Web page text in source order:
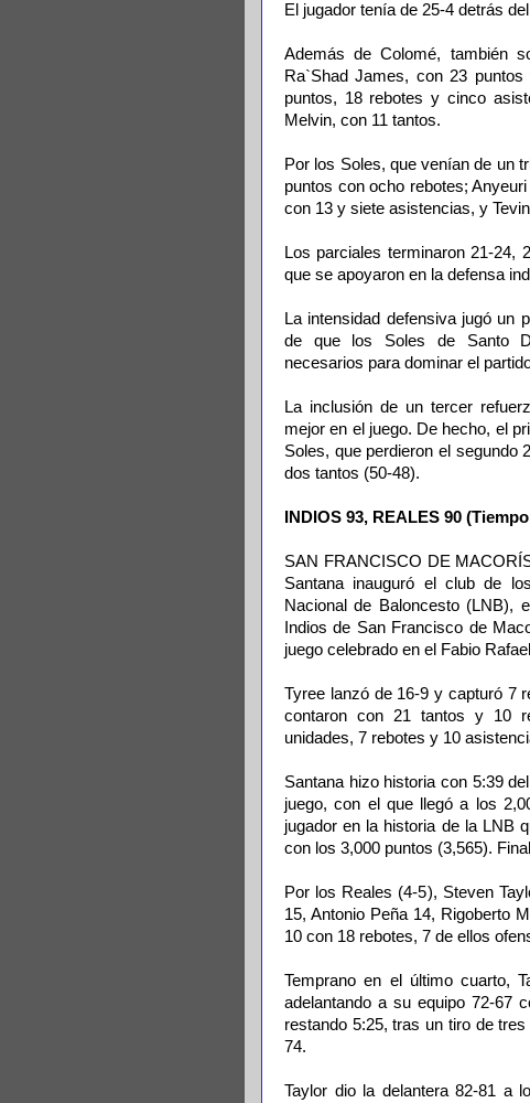
El jugador tenía de 25-4 detrás
Además de Colomé, también
Ra`Shad James, con 23
puntos, 18 rebotes y cinco
Melvin, con 11 tantos.
Por los Soles, que venían de un
puntos con ocho rebotes;
con 13 y siete asistencias, y
Los parciales terminaron 21-24,
que se apoyaron en la defensa
La intensidad defensiva jugó un
de que los Soles de Santo
necesarios para dominar el
La inclusión de un tercer
mejor en el juego. De hecho, el
Soles, que perdieron el segundo
dos tantos (50-48).
INDIOS 93, REALES 90
SAN FRANCISCO DE
Santana inauguró el club de
Nacional de Baloncesto (LNB),
Indios de San Francisco de
juego celebrado en el Fabio
Tyree lanzó de 16-9 y capturó 7
contaron con 21 tantos y 10
unidades, 7 rebotes y 10
Santana hizo historia con 5:39
juego, con el que llegó a los
jugador en la historia de la LNB
con los 3,000 puntos (3,565).
Por los Reales (4-5), Steven
15, Antonio Peña 14, Rigoberto
10 con 18 rebotes, 7 de ellos
Temprano en el último cuarto,
adelantando a su equipo 72-67
restando 5:25, tras un tiro de
74.
Taylor dio la delantera 82-81 a